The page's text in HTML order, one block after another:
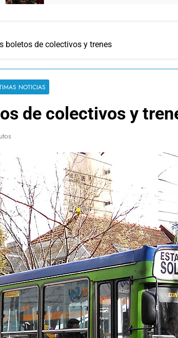
boletos de colectivos y trenes
NOTICIAS
de colectivos y